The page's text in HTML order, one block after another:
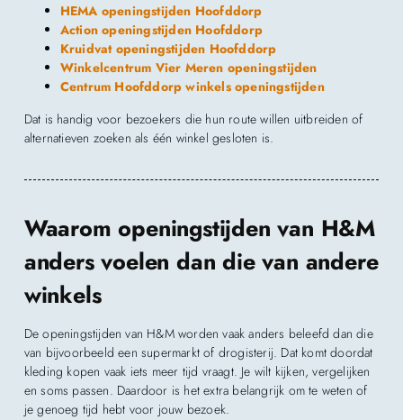
HEMA openingstijden Hoofddorp
Action openingstijden Hoofddorp
Kruidvat openingstijden Hoofddorp
Winkelcentrum Vier Meren openingstijden
Centrum Hoofddorp winkels openingstijden
Dat is handig voor bezoekers die hun route willen uitbreiden of
alternatieven zoeken als één winkel gesloten is.
Waarom openingstijden van H&M
anders voelen dan die van andere
winkels
De openingstijden van H&M worden vaak anders beleefd dan die
van bijvoorbeeld een supermarkt of drogisterij. Dat komt doordat
kleding kopen vaak iets meer tijd vraagt. Je wilt kijken, vergelijken
en soms passen. Daardoor is het extra belangrijk om te weten of
je genoeg tijd hebt voor jouw bezoek.